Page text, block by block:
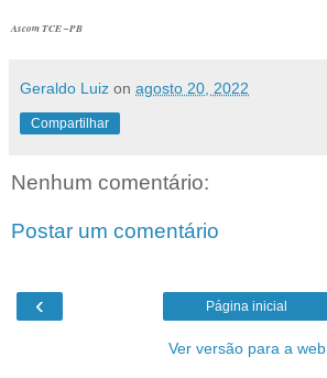
Ascom TCE –PB
Geraldo Luiz on agosto 20, 2022
Compartilhar
Nenhum comentário:
Postar um comentário
‹ Página inicial
Ver versão para a web